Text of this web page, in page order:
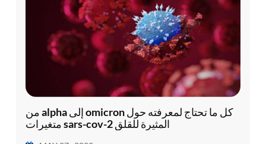
من alpha إلى omicron كل ما تحتاج لمعرفته حول
متغيرات sars-cov-2 المثيرة للقلق